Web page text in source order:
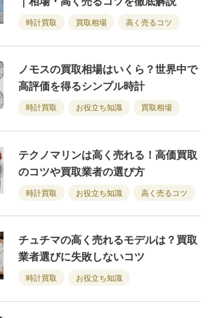
時計買取 買取相場 高く売るコツ
ノモスの買取相場はいくら？世界中で
高評価を得るシンプル時計
時計買取 お役立ち知識 買取相場
テクノマリンは高く売れる！高価買取
のコツや買取業者の選び方
時計買取 お役立ち知識 高く売るコツ
チュチマの高く売れるモデルは？買取
業者選びに失敗しないコツ
時計買取 お役立ち知識